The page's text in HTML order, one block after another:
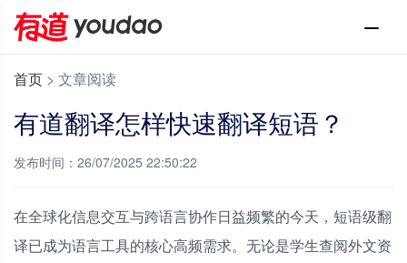
首页 > 文章阅读
有道翻译怎样快速翻译短语？
发布时间：26/07/2025 22:50:22
在全球化信息交互与跨语言协作日益频繁的今天，短语级翻
译已成为语言工具的核心高频需求。无论是学生查阅外文资